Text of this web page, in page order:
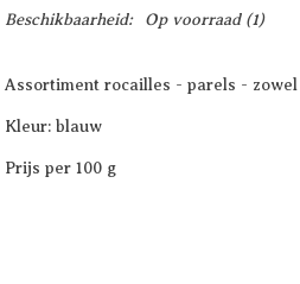
Beschikbaarheid:
Op voorraad(1)
Assortiment rocailles - parels -
Kleur: blauw
Prijs per 100 g